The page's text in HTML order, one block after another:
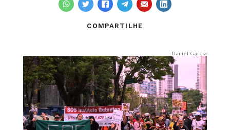
COMPARTILHE
Daniel Garcia